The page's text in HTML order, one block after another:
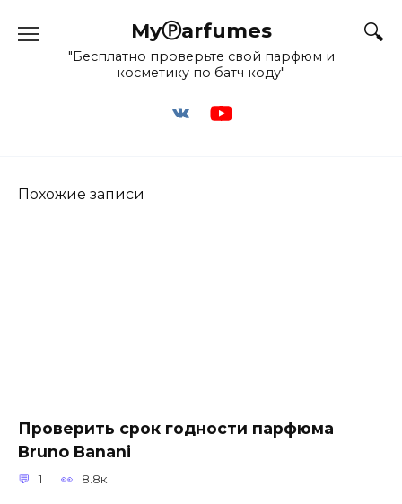
содержанию
MyⓅarfumes
"Бесплатно проверьте свой парфюм и
косметику по батч коду"
Похожие записи
Проверить срок годности парфюма
Bruno Banani
1 8.8к.